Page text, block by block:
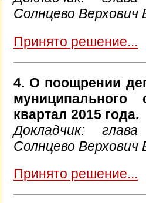
Солнцево Верхович
Принято решение...
4. О поощрении
квартал 2015 года.
Докладчик:
Солнцево Верхович
Принято решение...